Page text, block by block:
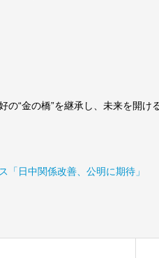
の“金の橋”を継承し、未来を開け
「日中関係改善、公明に期待」